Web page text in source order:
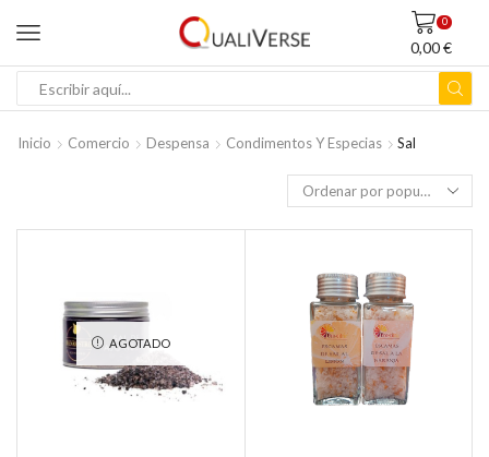
0
0,00€
BÚSQUEDA
Inicio Comercio Despensa Condimentos Y Especias Sal
AGOTADO